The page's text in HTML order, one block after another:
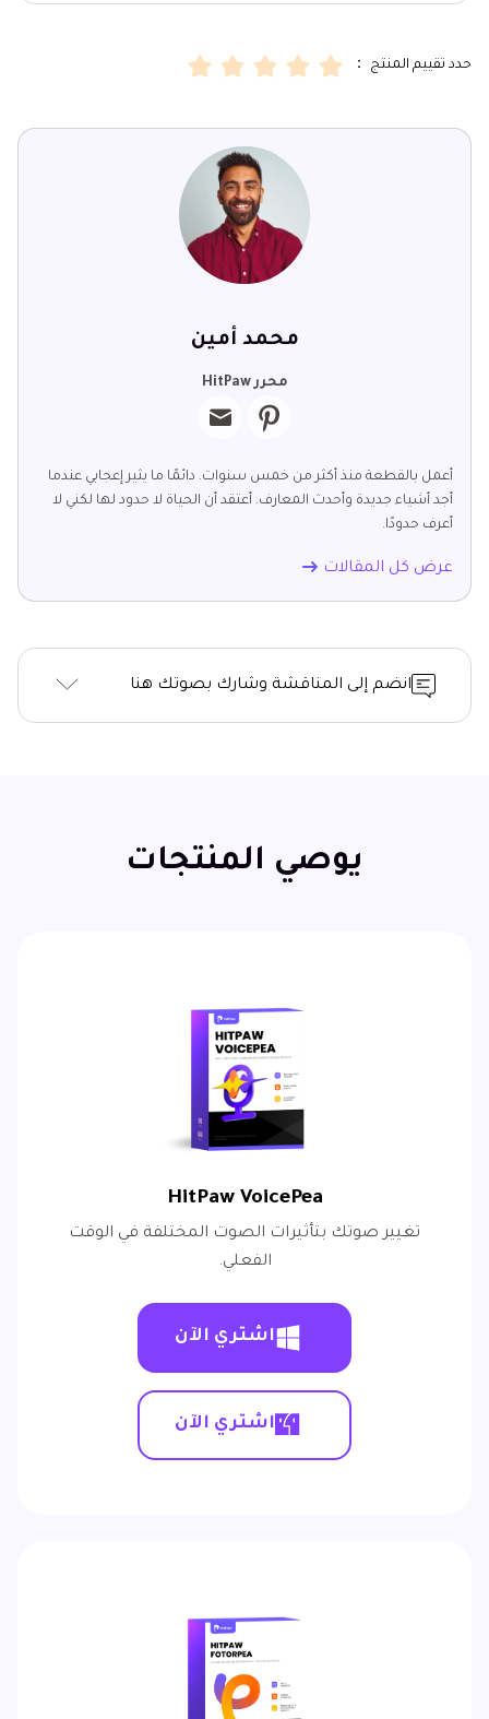
حدد تقييم المنتج ：
محمد أمين
محرر HitPaw
أعمل بالقطعة منذ أكثر من خمس سنوات. دائمًا ما يثير إعجابي عندما
أجد أشياء جديدة وأحدث المعارف. أعتقد أن الحياة لا حدود لها لكني لا
أعرف حدودًا.
عرض كل المقالات
انضم إلى المناقشة وشارك بصوتك هنا
يوصي المنتجات
HitPaw VoicePea
تغيير صوتك بتأثيرات الصوت المختلفة في الوقت
الفعلي.
اشتري الآن
اشتري الآن